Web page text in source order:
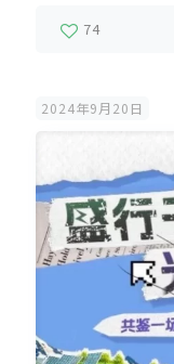
装机量2.9MW，
已并网发电，三
74
2024年9月20日